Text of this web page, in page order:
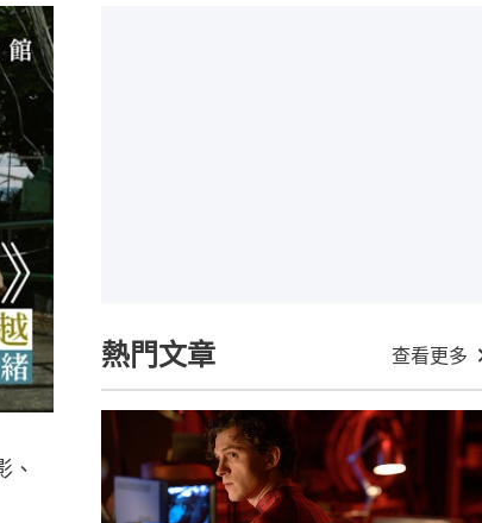
、
熱門文章 查看更多